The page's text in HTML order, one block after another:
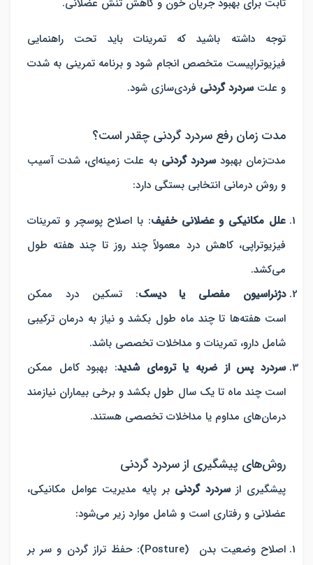
ثابت برای بهبود جریان خون و کاهش تنش عضلانی.
توجه داشته باشید که تمرینات باید تحت راهنمایی
فیزیوتراپیست متخصص انجام شود و برنامه تمرینی به شدت
و علتسردرد گردنی فردی‌سازی شود.
مدت زمان رفع سردرد گردنی چقدر است؟
مدت‌زمان بهبودسردرد گردنی به علت زمینه‌ای، شدت آسیب
و روش درمانی انتخابی بستگی دارد:
علل مکانیکی و عضلانی خفیف: با اصلاح پوسچر و تمرینات
فیزیوتراپی، کاهش درد معمولاًچند روز تا چند هفته طول
می‌کشد.
دژنراسیون مفصلی یا دیسک: تسکین درد ممکن
استهفته‌ها تا چند ماه طول بکشد و نیاز به درمان ترکیبی
شامل دارو، تمرینات و مداخلات تخصصی باشد.
سردرد پس از ضربه یا ترومای شدید: بهبود کامل ممکن
استچند ماه تا یک سال طول بکشد و برخی بیماران نیازمند
درمان‌های مداوم یا مداخلات تخصصی هستند.
روش‌های پیشگیری از سردرد گردنی
پیشگیری ازسردرد گردنی بر پایه مدیریت عوامل مکانیکی،
عضلانی و رفتاری است و شامل موارد زیر می‌شود:
اصلاح وضعیت بدن (Posture)
: حفظ تراز گردن و سر بر